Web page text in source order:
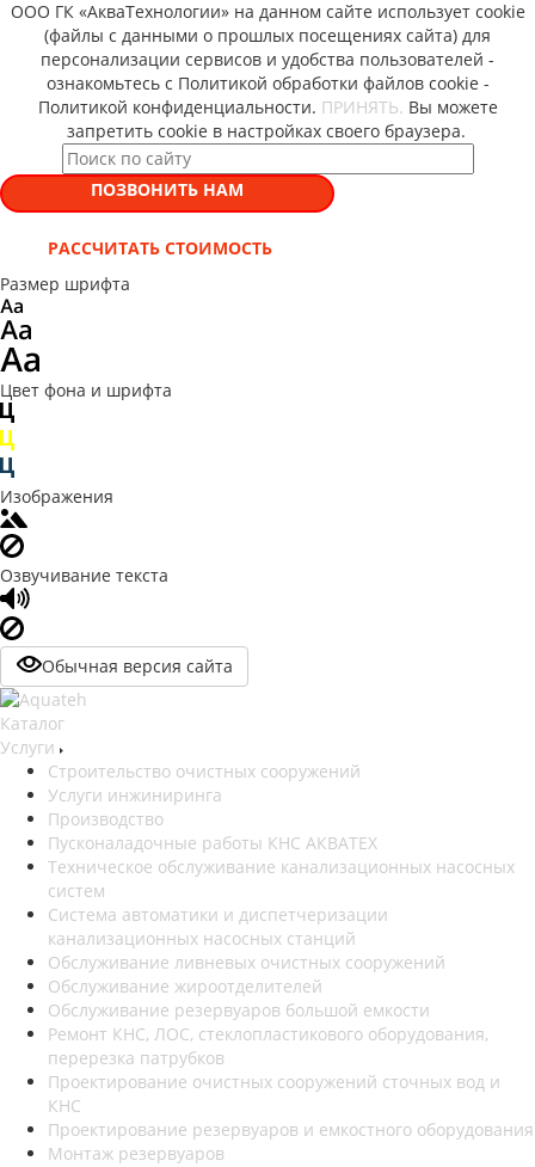
ООО ГК «АкваТехнологии» на данном сайте использует cookie
(файлы с данными о прошлых посещениях сайта) для
персонализации сервисов и удобства пользователей -
ознакомьтесь с Политикой обработки файлов cookie -
Политикой конфиденциальности. ПРИНЯТЬ. Вы можете
запретить cookie в настройках своего браузера.
ПОЗВОНИТЬ НАМ
РАССЧИТАТЬ СТОИМОСТЬ
Размер шрифта
Цвет фона и шрифта
Изображения
Озвучивание текста
Обычная версия сайта
Каталог
Услуги
Строительство очистных сооружений
Услуги инжиниринга
Производство
Пусконаладочные работы КНС АКВАТЕХ
Техническое обслуживание канализационных насосных
систем
Система автоматики и диспетчеризации
канализационных насосных станций
Обслуживание ливневых очистных сооружений
Обслуживание жироотделителей
Обслуживание резервуаров большой емкости
Ремонт КНС, ЛОС, стеклопластикового оборудования,
перерезка патрубков
Проектирование очистных сооружений сточных вод и
КНС
Проектирование резервуаров и емкостного оборудования
Монтаж резервуаров